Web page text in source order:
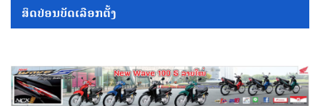
ສິດປ່ອນບັດເລືອກຕັ້ງ